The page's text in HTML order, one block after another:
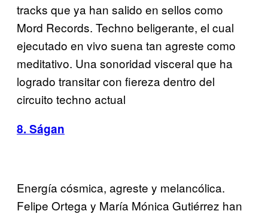
tracks que ya han salido en sellos como
Mord Records. Techno beligerante, el cual
ejecutado en vivo suena tan agreste como
meditativo. Una sonoridad visceral que ha
logrado transitar con fiereza dentro del
circuito techno actual
8. Ságan
Energía cósmica, agreste y melancólica.
Felipe Ortega y María Mónica Gutiérrez han